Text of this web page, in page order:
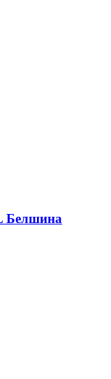
Белшина